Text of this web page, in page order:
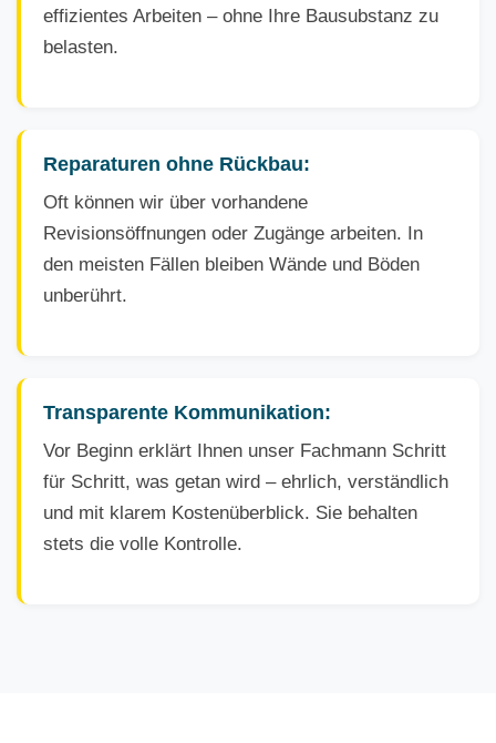
effizientes Arbeiten – ohne Ihre Bausubstanz zu
belasten.
Reparaturen ohne Rückbau:
Oft können wir über vorhandene
Revisionsöffnungen oder Zugänge arbeiten. In
den meisten Fällen bleiben Wände und Böden
unberührt.
Transparente Kommunikation:
Vor Beginn erklärt Ihnen unser Fachmann Schritt
für Schritt, was getan wird – ehrlich, verständlich
und mit klarem Kostenüberblick. Sie behalten
stets die volle Kontrolle.